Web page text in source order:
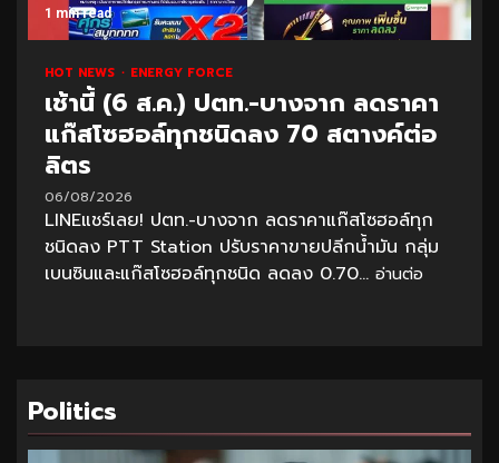
1 min read
HOT NEWS ENERGY FORCE
เช้านี้ (6 ส.ค.) ปตท.-บางจาก ลดราคา
แก๊สโซฮอล์ทุกชนิดลง 70 สตางค์ต่อ
ลิตร
06/08/2026
LINEแชร์เลย! ปตท.-บางจาก ลดราคาแก๊สโซฮอล์ทุก
ชนิดลง PTT Station ปรับราคาขายปลีกน้ำมัน กลุ่ม
เบนซินและแก๊สโซฮอล์ทุกชนิด ลดลง 0.70... อ่านต่อ
Politics